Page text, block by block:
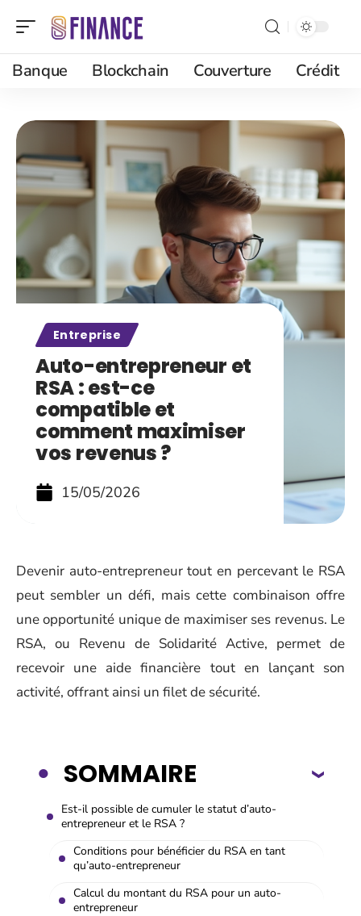
Banque Blockchain Couverture Crédit
Entreprise
Auto-entrepreneur et
RSA : est-ce
compatible et
comment maximiser
vos revenus ?
15/05/2026
Devenir auto-entrepreneur tout en percevant le RSA
peut sembler un défi, mais cette combinaison offre
une opportunité unique de maximiser ses revenus. Le
RSA, ou Revenu de Solidarité Active, permet de
recevoir une aide financière tout en lançant son
activité, offrant ainsi un filet de sécurité.
SOMMAIRE
Est-il possible de cumuler le statut d’auto-
entrepreneur et le RSA ?
Conditions pour bénéficier du RSA en tant
qu’auto-entrepreneur
Calcul du montant du RSA pour un auto-
entrepreneur